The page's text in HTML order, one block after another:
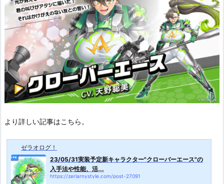
より詳しい記事はこちら。
ゼラオログ！
23/05/31実装予定新キャラクター"クローバーエース"の
入手法や性能、活...
https://zerlarnystyle.com/post-27091